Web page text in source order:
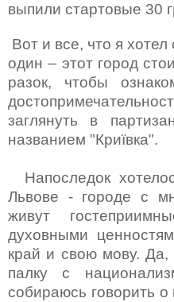
выпили стартовые 30
Вот и все, что я
один – этот город
разок, чтобы
заглянуть в
названием "Криївка".
Напоследок
Львове - городе с
живут
духовными
край и свою мову. Да,
палку с
собираюсь говорить о